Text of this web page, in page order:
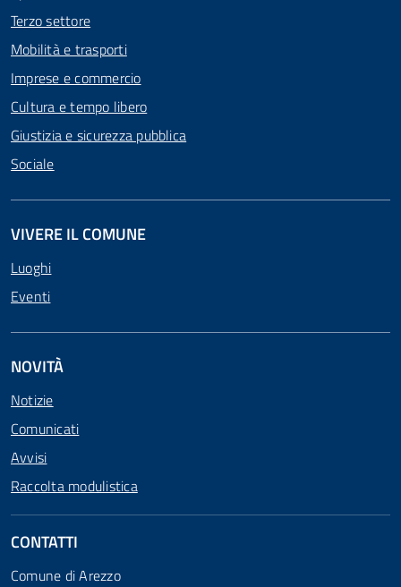
Terzo settore
Mobilità e trasporti
Imprese e commercio
Cultura e tempo libero
Giustizia e sicurezza pubblica
Sociale
VIVERE IL COMUNE
Luoghi
Eventi
NOVITÀ
Notizie
Comunicati
Avvisi
Raccolta modulistica
CONTATTI
Comune di Arezzo